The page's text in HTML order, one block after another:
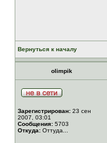
Вернуться к началу
olimpik
Зарегистрирован: 23 сен
2007, 03:01
Сообщения: 5703
Откуда: Оттуда...